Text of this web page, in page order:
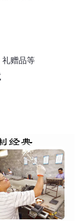
盒定制
赠品等